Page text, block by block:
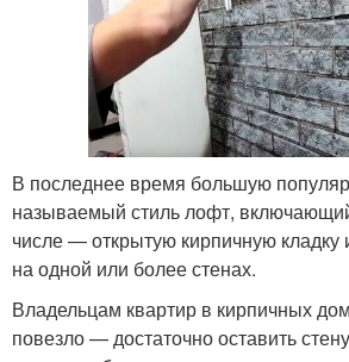
В последнее время большую
называемый стиль лофт,
числе — открытую кирпичную
на одной или более стенах.
Владельцам квартир в кирпичных
повезло — достаточно оставить